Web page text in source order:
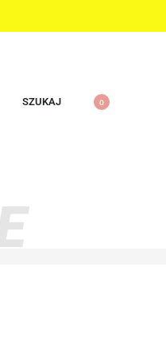
SZUKAJ 0